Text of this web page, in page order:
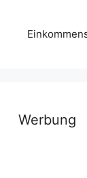
Werbung